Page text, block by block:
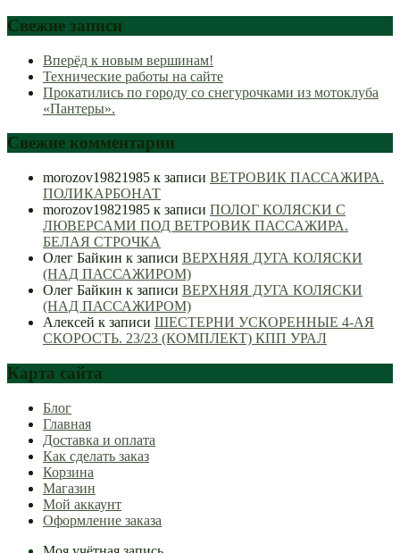
Свежие записи
Вперёд к новым вершинам!
Технические работы на сайте
Прокатились по городу со снегурочками из мотоклуба
«Пантеры».
Свежие комментарии
morozov19821985 к записи ВЕТРОВИК ПАССАЖИРА.
ПОЛИКАРБОНАТ
morozov19821985 к записи ПОЛОГ КОЛЯСКИ С
ЛЮВЕРСАМИ ПОД ВЕТРОВИК ПАССАЖИРА.
БЕЛАЯ СТРОЧКА
Олег Байкин к записи ВЕРХНЯЯ ДУГА КОЛЯСКИ
(НАД ПАССАЖИРОМ)
Олег Байкин к записи ВЕРХНЯЯ ДУГА КОЛЯСКИ
(НАД ПАССАЖИРОМ)
Алексей к записи ШЕСТЕРНИ УСКОРЕННЫЕ 4-АЯ
СКОРОСТЬ. 23/23 (КОМПЛЕКТ) КПП УРАЛ
Карта сайта
Блог
Главная
Доставка и оплата
Как сделать заказ
Корзина
Магазин
Мой аккаунт
Оформление заказа